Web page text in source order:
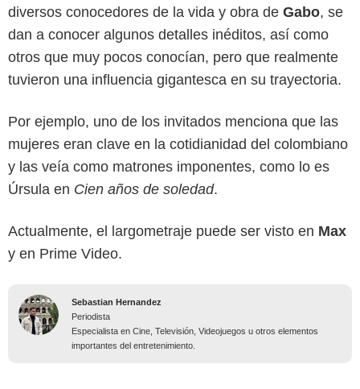
diversos conocedores de la vida y obra de Gabo, se
dan a conocer algunos detalles inéditos, así como
otros que muy pocos conocían, pero que realmente
tuvieron una influencia gigantesca en su trayectoria.
Por ejemplo, uno de los invitados menciona que las
mujeres eran clave en la cotidianidad del colombiano
y las veía como matrones imponentes, como lo es
Úrsula en Cien años de soledad.
Actualmente, el largometraje puede ser visto en Max
y en Prime Video.
Sebastian Hernandez
Periodista
Especialista en Cine, Televisión, Videojuegos u otros elementos
importantes del entretenimiento.